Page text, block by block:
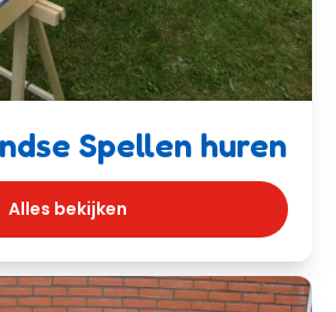
Spellen huren
Alles bekijken